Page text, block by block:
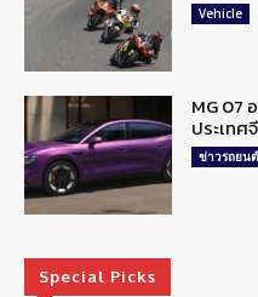
Vehicle
MG 07
ประเทศ
ข่าวรถยนต์
Special Picks